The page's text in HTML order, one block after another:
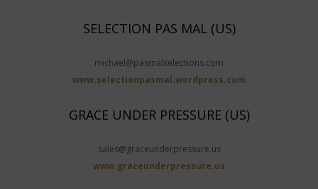
SELECTION PAS MAL (US)
michael@pasmalselections.com
www.selectionpasmal.wordpress.com
GRACE UNDER PRESSURE (US)
sales@graceunderpressure.us
www.graceunderpressure.us